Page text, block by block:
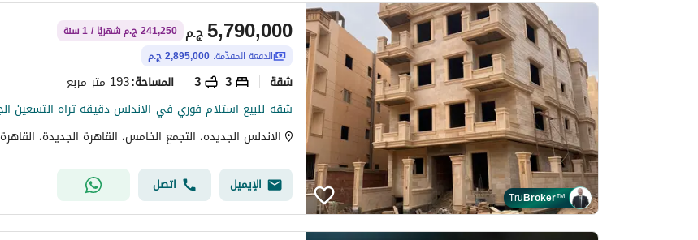
TruBroker™
ج.م5,790,000
241,250 ج.م شهريًا / 1 سنة
الدفعة المقدّمة: 2,895,000 ج.م
شقة 3
3 المساحة:193 متر مربع
الاندلس الجديده، التجمع الخامس، القاهرة الجديدة، القاهرة
الإيميل اتصل